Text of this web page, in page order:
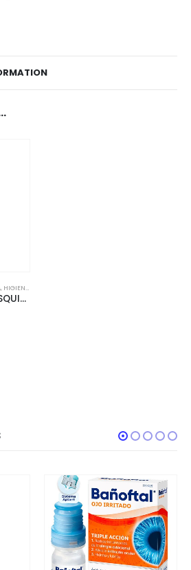
, HIGIENE Y SALUD
OTC HERBAL ANTIMOSQUITOS SPRAY 100 ML